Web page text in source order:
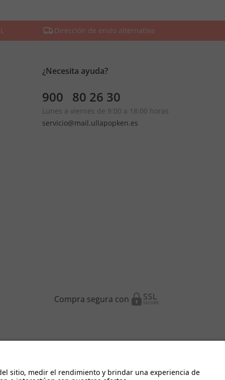
Dirección de envío alternativa
¿Necesita ayuda?
900 80 26 30
Lunes a viernes de 9:00 a 18:00 horas
servicio@mail.ullapopken.es
Compra segura con